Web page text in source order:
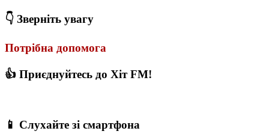
👇 Зверніть увагу
Потрібна допомога
👍 Приєднуйтесь до Хіт FM!
📱 Слухайте зі смартфона